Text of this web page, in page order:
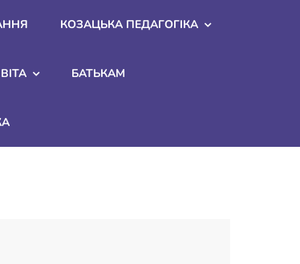
КОЗАЦЬКА ПЕДАГОГІКА
БАТЬКАМ